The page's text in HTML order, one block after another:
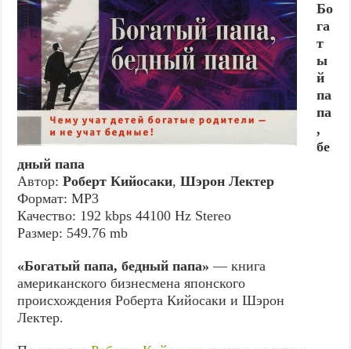
Бо
га
т
ы
й
па
па
,
бе
дный папа
Автор:Роберт Кийосаки,Шэрон Лектер
Формат: MP3
Качество: 192 kbps 44100 Hz Stereo
Размер: 549.76 mb
«Богатый папа, бедный папа» — книга
американского бизнесмена японского
происхождения Роберта Кийосаки и Шэрон
Лектер.